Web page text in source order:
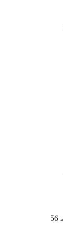
واضح رہے کہ عالمی وبا کورونا سے 152 ممالک متاثر ہوچکے ہیں جس کے بعد کل کیسز کی تعداد ایک لاکھ 56